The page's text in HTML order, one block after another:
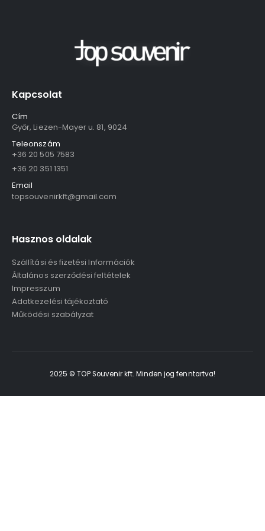
Kapcsolat
Cím
Győr, Liezen-Mayer u. 81, 9024
Teleonszám
+36 20 505 7583
+36 20 351 1351
Email
topsouvenirkft@gmail.com
Hasznos oldalak
Szállítási és fizetési Információk
Általános szerződési feltételek
Impresszum
Adatkezelési tájékoztató
Működési szabályzat
2025 © TOP Souvenir kft. Minden jog fenntartva!